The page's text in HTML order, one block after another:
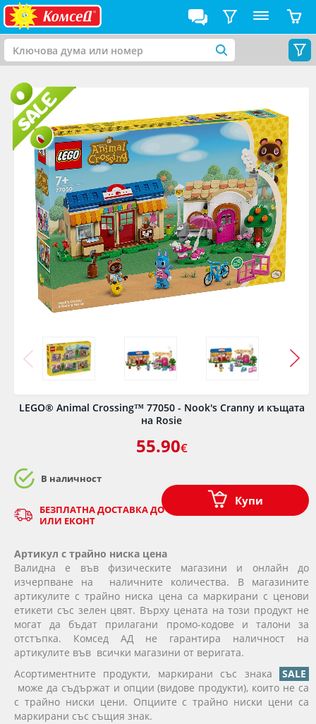
LEGO® Animal Crossing™ 77050 - Nook's Cranny и къщата
на Rosie
55.90€
В наличност
Артикул с трайно ниска цена
Валидна е във физическите магазини и онлайн до
изчерпване на наличните количества. В магазините
артикулите с трайно ниска цена са маркирани с ценови
етикети със зелен цвят. Върху цената на този продукт не
могат да бъдат прилагани промо-кодове и талони за
отстъпка. Комсед АД не гарантира наличност на
артикулите във всички магазини от веригата.
Асортиментните продукти, маркирани със знака
SALE
може да съдържат и опции (видове продукти), които не са
с трайно ниски цени. Опциите с трайно ниски цени са
маркирани със същия знак.
Купи
БЕЗПЛАТНА ДОСТАВКА ДО ОФИС НА КУРИЕР - СПИДИ
ИЛИ ЕКОНТ